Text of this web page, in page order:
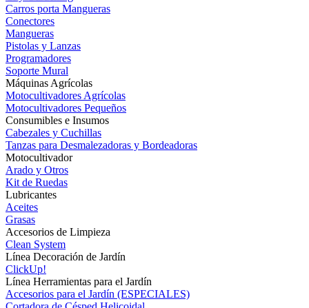
Carros porta Mangueras
Conectores
Mangueras
Pistolas y Lanzas
Programadores
Soporte Mural
Máquinas Agrícolas
Motocultivadores Agrícolas
Motocultivadores Pequeños
Consumibles e Insumos
Cabezales y Cuchillas
Tanzas para Desmalezadoras y Bordeadoras
Motocultivador
Arado y Otros
Kit de Ruedas
Lubricantes
Aceites
Grasas
Accesorios de Limpieza
Clean System
Línea Decoración de Jardín
ClickUp!
Línea Herramientas para el Jardín
Accesorios para el Jardín (ESPECIALES)